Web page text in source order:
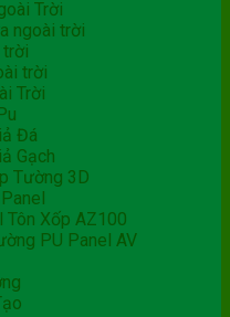
Trời
ngoài trời
trời
trời
Trời
Đá
Gạch
Tường 3D
Tôn Xốp AZ100
PU Panel AV